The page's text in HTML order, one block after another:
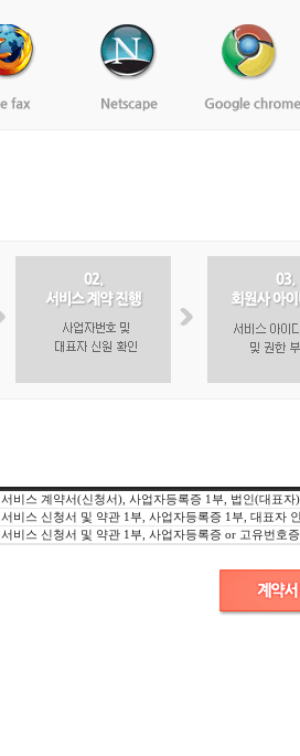
서비스 계약서(신청서), 사업자등록증 1부, 법인(대표자
서비스 신청서 및 약관 1부, 사업자등록증 1부, 대표자
서비스 신청서 및 약관 1부, 사업자등록증 or 고유번호